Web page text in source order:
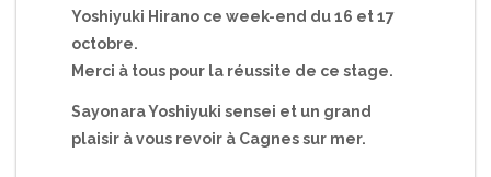
Yoshiyuki Hirano ce week-end du 16 et 17
octobre.
Merci à tous pour la réussite de ce stage.
Sayonara Yoshiyuki sensei et un grand
plaisir à vous revoir à Cagnes sur mer.